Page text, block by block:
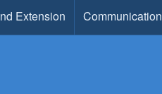
Extension Communication